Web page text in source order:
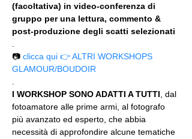
(facoltativa) in video-conferenza di
gruppo per una lettura, commento &
post-produzione degli scatti selezionati
📷 clicca qui 👉 ALTRI WORKSHOPS
GLAMOUR/BOUDOIR
I WORKSHOP SONO ADATTI A TUTTI , dal
fotoamatore alle prime armi, al fotografo
più avanzato ed esperto, che abbia
necessità di approfondire alcune tematiche